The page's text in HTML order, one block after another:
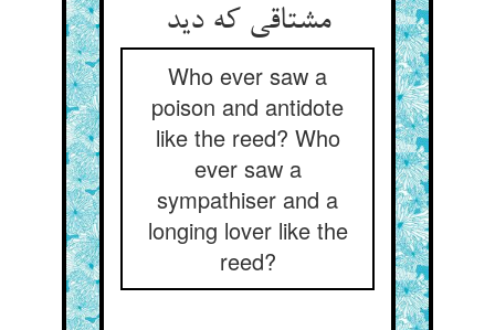
مشتاقی که دید
Who ever saw a
poison and antidote
like the reed? Who
ever saw a
sympathiser and a
longing lover like the
reed?